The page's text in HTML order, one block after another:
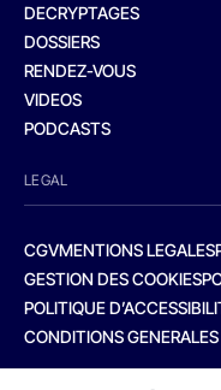
DECRYPTAGES
DOSSIERS
RENDEZ-VOUS
VIDEOS
PODCASTS
LEGAL
CGVMENTIONS LEGALES
GESTION DES COOKIES
POLITIQUE
CONDITIONS